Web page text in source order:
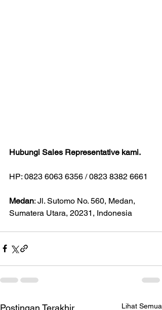
Hubungi Sales Representative kami.
HP: 0823 6063 6356 / 0823 8382 6661
Medan: Jl. Sutomo No. 560, Medan,
Sumatera Utara, 20231, Indonesia
Postingan Terakhir Lihat Semua